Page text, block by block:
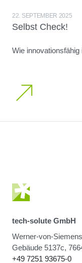
22. SEPTEMBER 2025
Selbst Check!
Wie
tech-solute GmbH
Werner-von-
Gebäude 5137c,
+49 7251 93675-0